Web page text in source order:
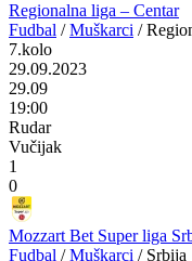
Regionalna liga – Centar
Fudbal / Muškarci /
7.kolo
29.09.2023
29.09
19:00
Rudar
Vučijak
1
0
Mozzart Bet Super liga
Fudbal / Muškarci / Srbija